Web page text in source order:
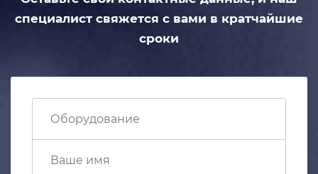
специалист свяжется с вами в кратчайшие
сроки